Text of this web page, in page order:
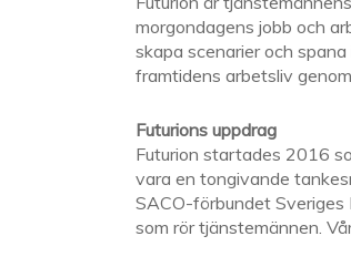
morgondagens jobb och
skapa scenarier och
framtidens arbetsliv
Futurions uppdrag
Futurion startades 2016
vara en tongivande
SACO-förbundet Sveriges
som rör tjänstemännen.